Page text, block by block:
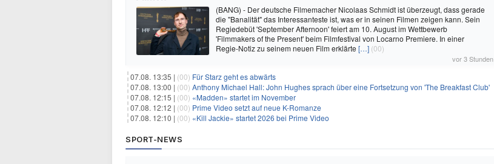
(BANG) - Der deutsche Filmemacher Nicolaas Schmidt ist überzeugt, dass gerade
die "Banalität" das Interessanteste ist, was er in seinen Filmen zeigen kann. Sein
Regiedebüt 'September Afternoon' feiert am 10. August im Wettbewerb
'Filmmakers of the Present' beim Filmfestival von Locarno Premiere. In einer
Regie-Notiz zu seinem neuen Film erklärte […] (00)
vor 3 Stunden
07.08. 13:35 | (00) Für Starz geht es abwärts
07.08. 13:00 | (00) Anthony Michael Hall: John Hughes sprach über eine Fortsetzung von 'The Breakfast Club'
07.08. 12:15 | (00) «Madden» startet im November
07.08. 12:12 | (00) Prime Video setzt auf neue K-Romanze
07.08. 12:10 | (00) «Kill Jackie» startet 2026 bei Prime Video
SPORT-NEWS